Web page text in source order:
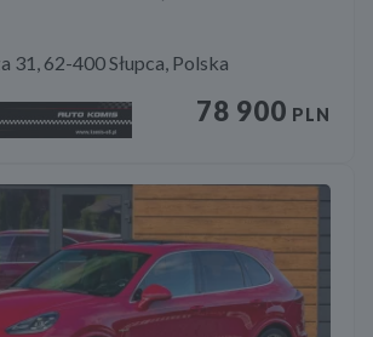
31, 62-400 Słupca, Polska
78 900 PLN